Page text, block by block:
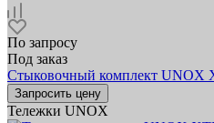
По запросу
Под заказ
Стыковочный комплект UNOX
Запросить цену
Тележки UNOX